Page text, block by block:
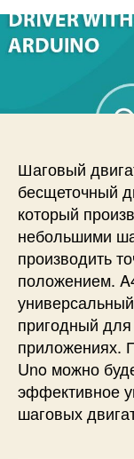
р
з
а
с
Шаговый
бесщеточный
который
небольшими
производить
положением.
пригодный
приложениях.
Uno можно
эффективное
шаговых